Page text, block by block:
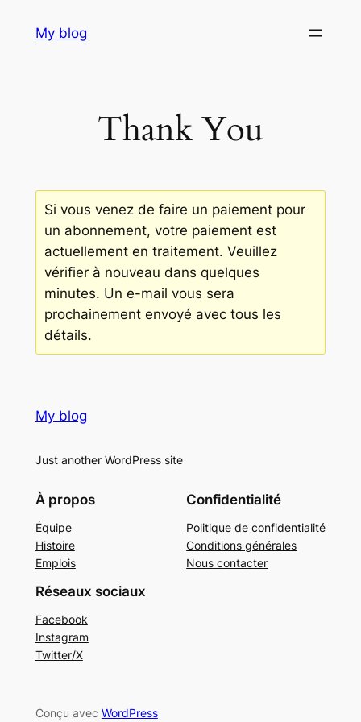
My blog
Thank You
Si vous venez de faire un paiement pour
un abonnement, votre paiement est
actuellement en traitement. Veuillez
vérifier à nouveau dans quelques
minutes. Un e-mail vous sera
prochainement envoyé avec tous les
détails.
My blog
Just another WordPress site
À propos
Équipe
Histoire
Emplois
Confidentialité
Politique de confidentialité
Conditions générales
Nous contacter
Réseaux sociaux
Facebook
Instagram
Twitter/X
Conçu avec WordPress